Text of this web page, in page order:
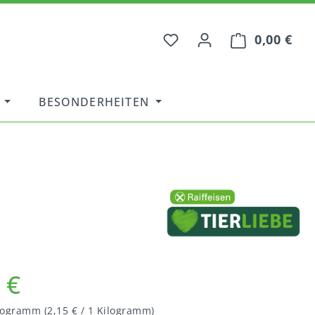
0,00 €
BESONDERHEITEN
(2,15 € / 1 Kilogramm)